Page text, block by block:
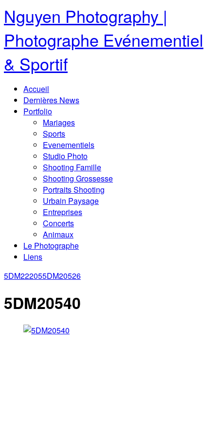
Nguyen Photography |
Photographe Evénementiel
& Sportif
Accueil
Dernières News
Portfolio
Mariages
Sports
Evenementiels
Studio Photo
Shooting Famille
Shooting Grossesse
Portraits Shooting
Urbain Paysage
Entreprises
Concerts
Animaux
Le Photographe
Liens
5DM222055DM20526
5DM20540